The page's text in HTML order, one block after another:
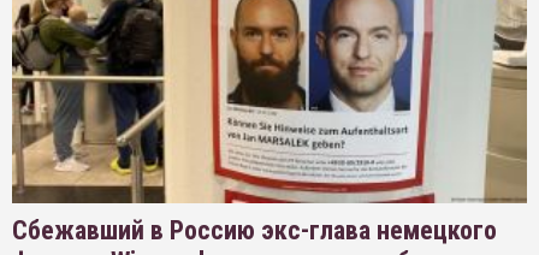
Сбежавший в Россию экс-глава немецкого